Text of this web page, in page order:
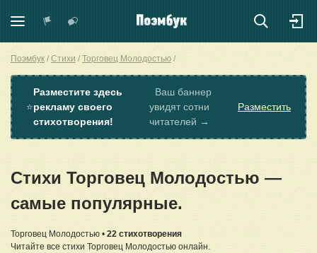
Поэмбук Стихи Торговец Молодостью
⭐
Разместите здесь
рекламу своего
стихотворения!
Ваш баннер
увидят сотни
читателей →
Разместить
Стихи Торговец Молодостью —
самые популярные.
Торговец Молодостью • 22 стихотворения
Читайте все стихи Торговец Молодостью онлайн.